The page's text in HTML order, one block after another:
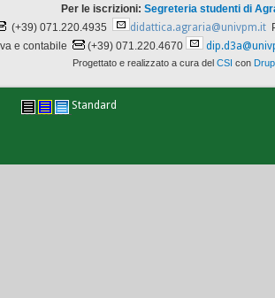
Per le iscrizioni: Segreteria studenti di
(+39) 071.220.4935 didattica.agraria@univpm.it
e contabile
(+39) 071.220.4670
Progettato e realizzato a cura del CSI con
Standard